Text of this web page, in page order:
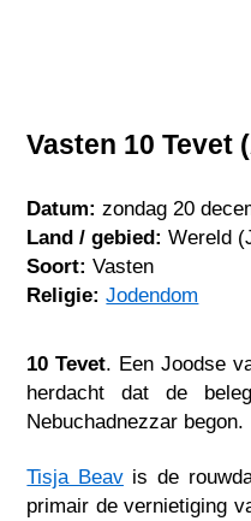
Vasten 10 Tevet
Datum: zondag 20
Land / gebied: Wereld
Soort: Vasten
Religie: Jodendom
10 Tevet. Een Joodse
herdacht dat de
Nebuchadnezzar begon.
Tisja Beavis de
primair de vernietiging